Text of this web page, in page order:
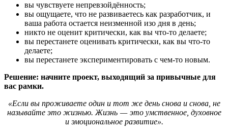
вы чувствуете непревзойдённость;
вы ощущаете, что не развиваетесь как разработчик, и
ваша работа остается неизменной изо дня в день;
никто не оценит критически, как вы что-то делаете;
вы перестанете оценивать критически, как вы что-то
делаете;
вы перестанете экспериментировать с чем-то новым.
Решение: начните проект, выходящий за привычные для
вас рамки.
«Если вы проживаете один и тот же день снова и снова, не
называйте это жизнью. Жизнь — это умственное, духовное
и эмоциональное развитие».